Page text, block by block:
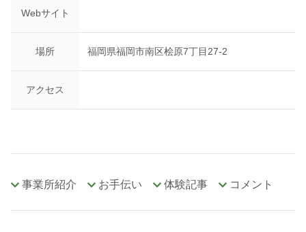
Webサイト
場所 福岡県福岡市南区桧原7丁目27-2
アクセス
事業所紹介 お手伝い 体験記事 コメント